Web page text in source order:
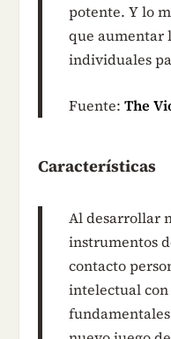
potente. Y lo
que aumentar
individuales
Fuente: The
Características
Al desarrollar
instrumentos
contacto
intelectual con